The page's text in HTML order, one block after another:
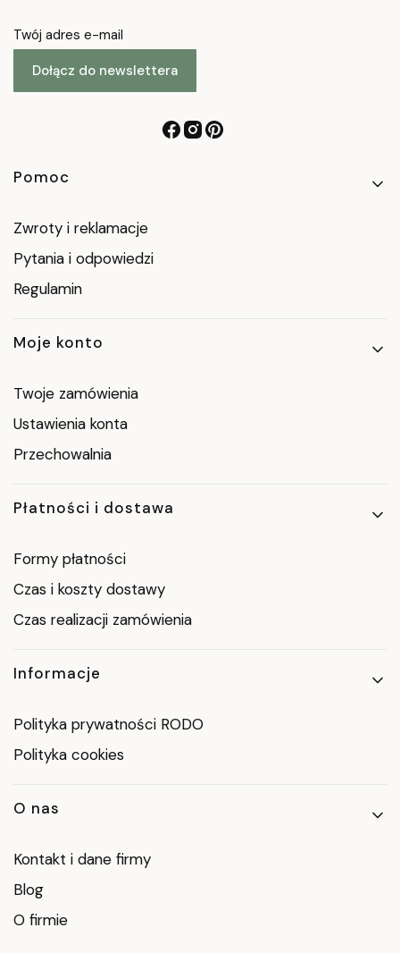
Twój adres e-mail
Dołącz do newslettera
Linki w stopce
Pomoc
Zwroty i reklamacje
Pytania i odpowiedzi
Regulamin
Moje konto
Twoje zamówienia
Ustawienia konta
Przechowalnia
Płatności i dostawa
Formy płatności
Czas i koszty dostawy
Czas realizacji zamówienia
Informacje
Polityka prywatności RODO
Polityka cookies
O nas
Kontakt i dane firmy
Blog
O firmie